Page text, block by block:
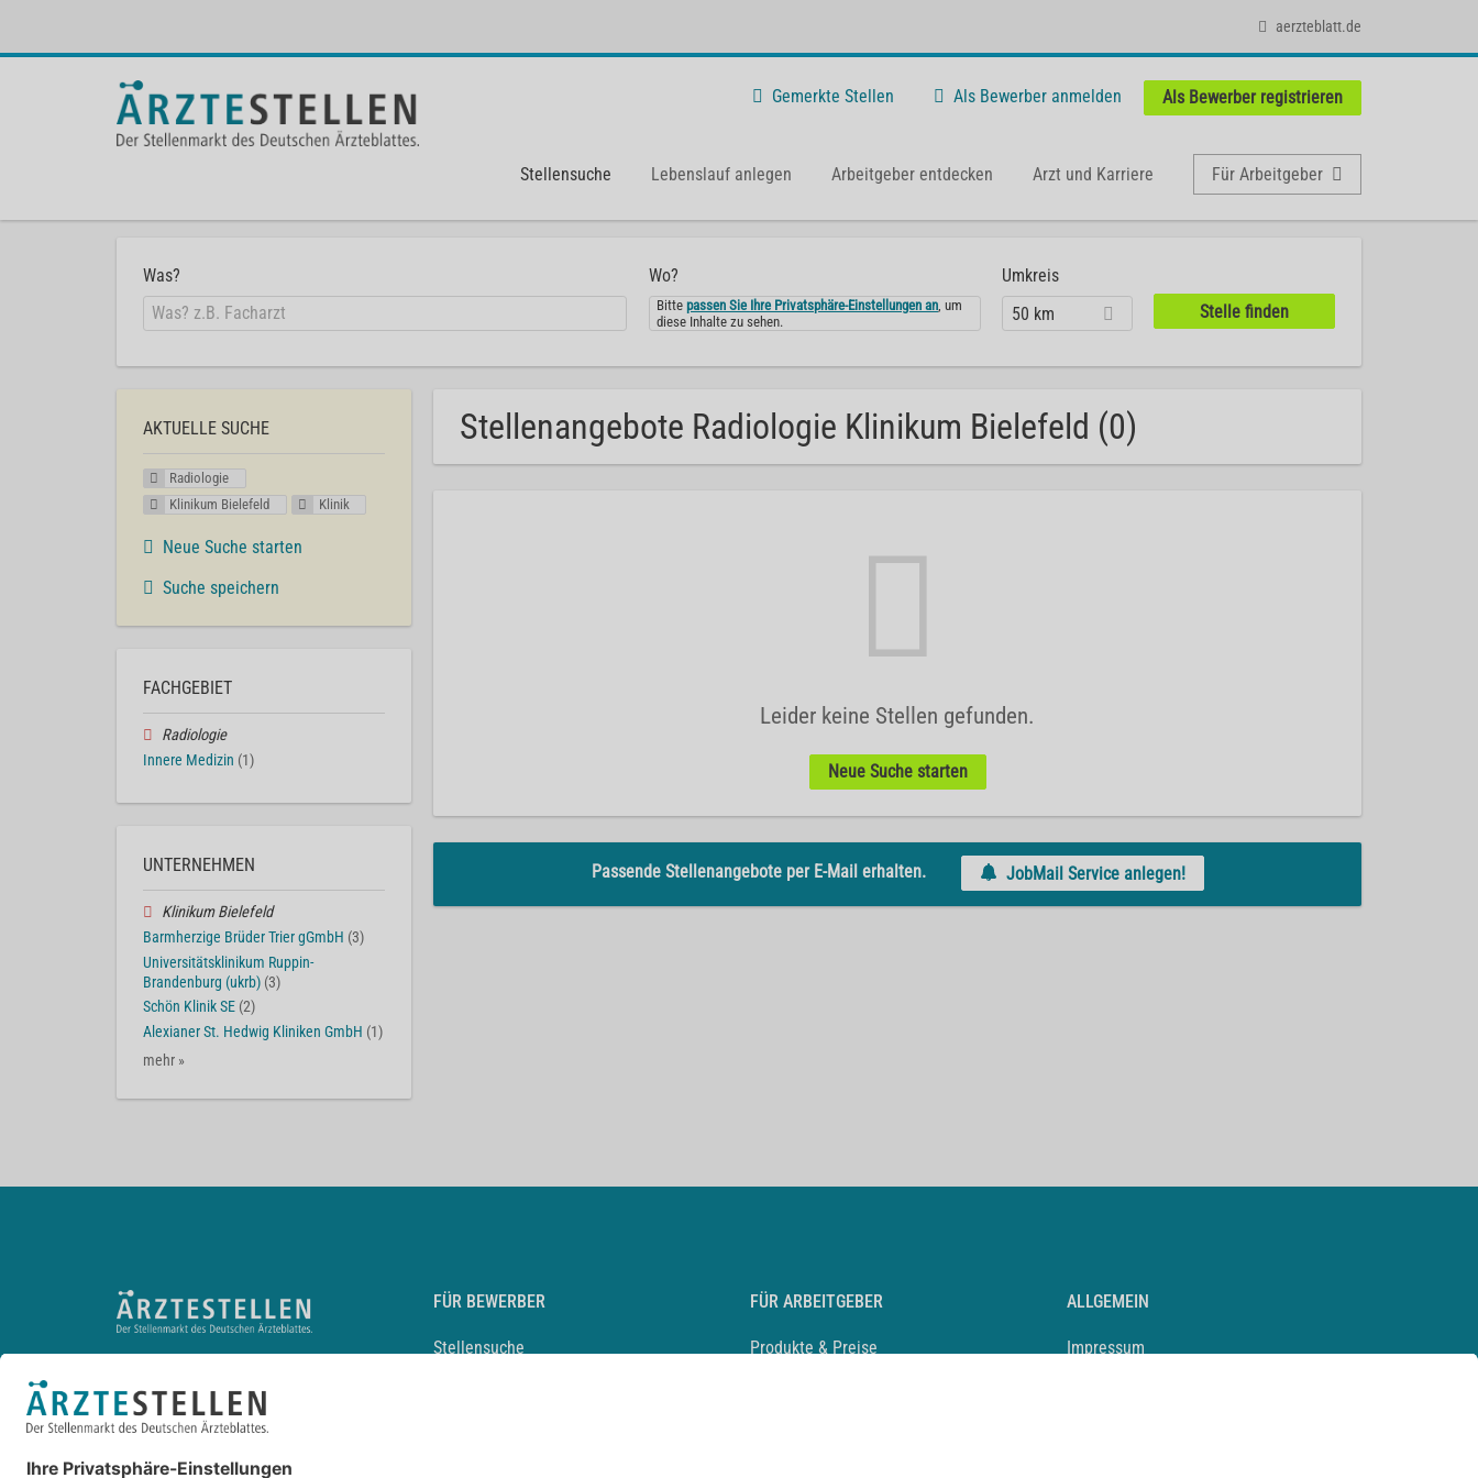
aerzteblatt.de
Gemerkte Stellen Als Bewerber anmelden Als Bewerber registrieren
Stellensuche Lebenslauf anlegen Arbeitgeber entdecken Arzt und Karriere Für Arbeitgeber
Was? Wo?
Bittepassen Sie Ihre Privatsphäre-Einstellungen an, um
diese Inhalte zu sehen.
Umkreis
50 km
Stellenangebote Radiologie Klinikum Bielefeld (0)
Leider keine Stellen gefunden.
Neue Suche starten
Passende Stellenangebote per E-Mail erhalten. JobMail Service anlegen!
AKTUELLE SUCHE
Radiologie
Klinikum Bielefeld
Klinik
Neue Suche starten
Suche speichern
FACHGEBIET
Radiologie
Innere Medizin (1)
UNTERNEHMEN
Klinikum Bielefeld
Barmherzige Brüder Trier gGmbH (3)
Universitätsklinikum Ruppin-
Brandenburg (ukrb) (3)
Schön Klinik SE (2)
Alexianer St. Hedwig Kliniken GmbH (1)
mehr »
FÜR BEWERBER
Stellensuche
FÜR ARBEITGEBER
Produkte & Preise
ALLGEMEIN
Impressum